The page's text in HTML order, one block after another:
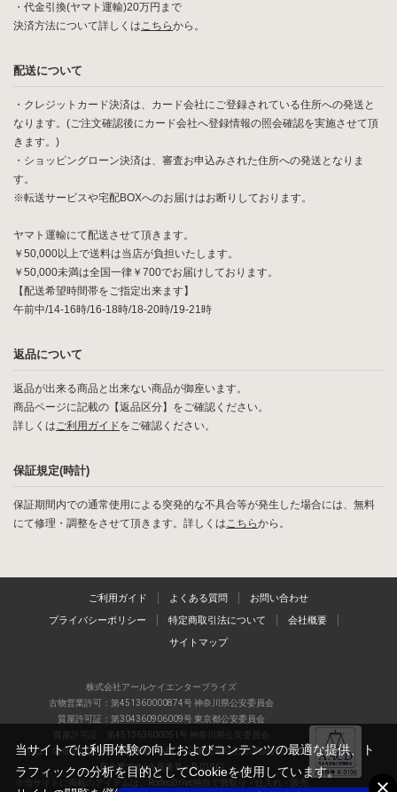
・代金引換(ヤマト運輸)20万円まで
決済方法について詳しくはこちらから。
配送について
・クレジットカード決済は、カード会社にご登録されている住所への発送と
なります。(ご注文確認後にカード会社へ登録情報の照会確認を実施させて頂
きます。)
・ショッピングローン決済は、審査お申込みされた住所への発送となりま
す。
※転送サービスや宅配BOXへのお届けはお断りしております。
ヤマト運輸にて配送させて頂きます。
￥50,000以上で送料は当店が負担いたします。
￥50,000未満は全国一律￥700でお届けしております。
【配送希望時間帯をご指定出来ます】
午前中/14-16時/16-18時/18-20時/19-21時
返品について
返品が出来る商品と出来ない商品が御座います。
商品ページに記載の【返品区分】をご確認ください。
詳しくはご利用ガイドをご確認ください。
保証規定(時計)
保証期間内での通常使用による突発的な不具合等が発生した場合には、無料
にて修理・調整をさせて頂きます。詳しくはこちらから。
ご利用ガイド よくある質問 お問い合わせ
プライバシーポリシー 特定商取引法について 会社概要
サイトマップ
株式会社アールケイエンタープライズ
古物営業許可：第451360000874号 神奈川県公安委員会
質屋許可証：第304360906009号 東京都公安委員会
質屋許可証：第451363600051号 神奈川県公安委員会
当店は、偽造品の流通防止を目指すAACD(日本流通自主管理協会)の正会
員企業です(会員番号：R-0196)
※当サイトに掲載のアイテムは、RodeoDrive独自で買取り・仕入れ・販売
当サイトでは利用体験の向上およびコンテンツの最適な提供、ト
ラフィックの分析を目的としてCookieを使用しています。